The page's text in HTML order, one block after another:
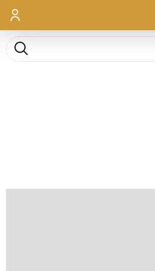
ورود
جست و